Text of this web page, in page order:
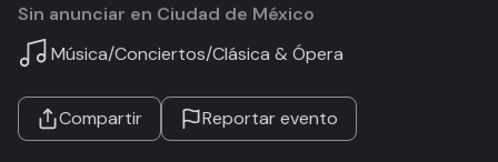
Sin anunciar en Ciudad de México
Música/Conciertos/Clásica & Ópera
Compartir Reportar evento